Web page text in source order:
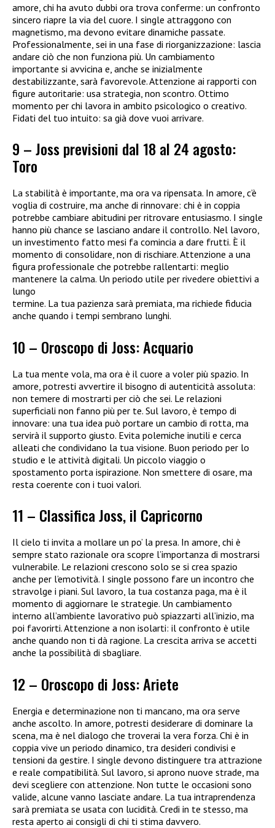
amore, chi ha avuto dubbi ora trova conferme: un confronto
sincero riapre la via del cuore. I single attraggono con
magnetismo, ma devono evitare dinamiche passate.
Professionalmente, sei in una fase di riorganizzazione: lascia
andare ciò che non funziona più. Un cambiamento
importante si avvicina e, anche se inizialmente
destabilizzante, sarà favorevole. Attenzione ai rapporti con
figure autoritarie: usa strategia, non scontro. Ottimo
momento per chi lavora in ambito psicologico o creativo.
Fidati del tuo intuito: sa già dove vuoi arrivare.
9 – Joss previsioni dal 18 al 24 agosto:
Toro
La stabilità è importante, ma ora va ripensata. In amore, c’è
voglia di costruire, ma anche di rinnovare: chi è in coppia
potrebbe cambiare abitudini per ritrovare entusiasmo. I single
hanno più chance se lasciano andare il controllo. Nel lavoro,
un investimento fatto mesi fa comincia a dare frutti. È il
momento di consolidare, non di rischiare. Attenzione a una
figura professionale che potrebbe rallentarti: meglio
mantenere la calma. Un periodo utile per rivedere obiettivi a
lungo
termine. La tua pazienza sarà premiata, ma richiede fiducia
anche quando i tempi sembrano lunghi.
10 – Oroscopo di Joss: Acquario
La tua mente vola, ma ora è il cuore a voler più spazio. In
amore, potresti avvertire il bisogno di autenticità assoluta:
non temere di mostrarti per ciò che sei. Le relazioni
superficiali non fanno più per te. Sul lavoro, è tempo di
innovare: una tua idea può portare un cambio di rotta, ma
servirà il supporto giusto. Evita polemiche inutili e cerca
alleati che condividano la tua visione. Buon periodo per lo
studio e le attività digitali. Un piccolo viaggio o
spostamento porta ispirazione. Non smettere di osare, ma
resta coerente con i tuoi valori.
11 – Classifica Joss, il Capricorno
Il cielo ti invita a mollare un po’ la presa. In amore, chi è
sempre stato razionale ora scopre l’importanza di mostrarsi
vulnerabile. Le relazioni crescono solo se si crea spazio
anche per l’emotività. I single possono fare un incontro che
stravolge i piani. Sul lavoro, la tua costanza paga, ma è il
momento di aggiornare le strategie. Un cambiamento
interno all’ambiente lavorativo può spiazzarti all’inizio, ma
poi favorirti. Attenzione a non isolarti: il confronto è utile
anche quando non ti dà ragione. La crescita arriva se accetti
anche la possibilità di sbagliare.
12 – Oroscopo di Joss: Ariete
Energia e determinazione non ti mancano, ma ora serve
anche ascolto. In amore, potresti desiderare di dominare la
scena, ma è nel dialogo che troverai la vera forza. Chi è in
coppia vive un periodo dinamico, tra desideri condivisi e
tensioni da gestire. I single devono distinguere tra attrazione
e reale compatibilità. Sul lavoro, si aprono nuove strade, ma
devi scegliere con attenzione. Non tutte le occasioni sono
valide, alcune vanno lasciate andare. La tua intraprendenza
sarà premiata se usata con lucidità. Credi in te stesso, ma
resta aperto ai consigli di chi ti stima davvero.